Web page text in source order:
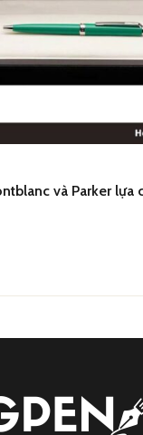
và Parker lựa